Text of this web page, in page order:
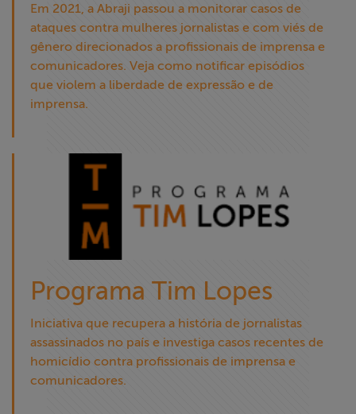
Em 2021, a Abraji passou a monitorar casos de
ataques contra mulheres jornalistas e com viés de
gênero direcionados a profissionais de imprensa e
comunicadores. Veja como notificar episódios
que violem a liberdade de expressão e de
imprensa.
Programa Tim Lopes
Iniciativa que recupera a história de jornalistas
assassinados no país e investiga casos recentes de
homicídio contra profissionais de imprensa e
comunicadores.